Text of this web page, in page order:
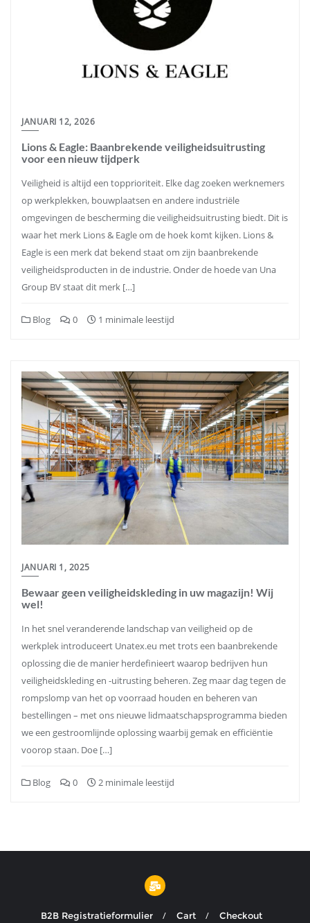
JANUARI 12, 2026
Lions & Eagle: Baanbrekende veiligheidsuitrusting
voor een nieuw tijdperk
Veiligheid is altijd een topprioriteit. Elke dag zoeken werknemers
op werkplekken, bouwplaatsen en andere industriële
omgevingen de bescherming die veiligheidsuitrusting biedt. Dit is
waar het merk Lions & Eagle om de hoek komt kijken. Lions &
Eagle is een merk dat bekend staat om zijn baanbrekende
veiligheidsproducten in de industrie. Onder de hoede van Una
Group BV staat dit merk […]
Blog 0 1 minimale leestijd
JANUARI 1, 2025
Bewaar geen veiligheidskleding in uw magazijn! Wij
wel!
In het snel veranderende landschap van veiligheid op de
werkplek introduceert Unatex.eu met trots een baanbrekende
oplossing die de manier herdefinieert waarop bedrijven hun
veiligheidskleding en -uitrusting beheren. Zeg maar dag tegen de
rompslomp van het op voorraad houden en beheren van
bestellingen – met ons nieuwe lidmaatschapsprogramma bieden
we een gestroomlijnde oplossing waarbij gemak en efficiëntie
voorop staan. Doe […]
Blog 0 2 minimale leestijd
B2B Registratieformulier Cart Checkout